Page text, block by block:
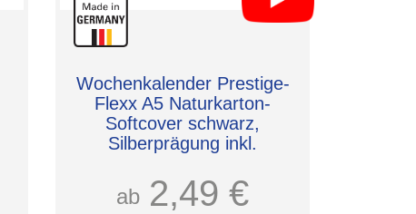
Wochenkalender Prestige-
Flexx A5 Naturkarton-
Softcover schwarz,
Silberprägung inkl.
ab 2,49 €